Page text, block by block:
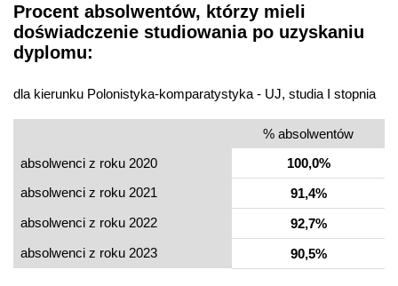
Procent absolwentów, którzy mieli
doświadczenie studiowania po uzyskaniu
dyplomu:
dla kierunku Polonistyka-komparatystyka - UJ, studia I stopnia
% absolwentów
absolwenci z roku 2020
100,0%
absolwenci z roku 2021
91,4%
absolwenci z roku 2022
92,7%
absolwenci z roku 2023
90,5%